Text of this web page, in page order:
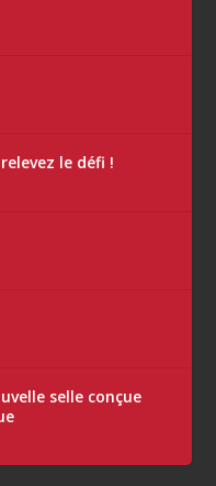
le défi !
selle conçue